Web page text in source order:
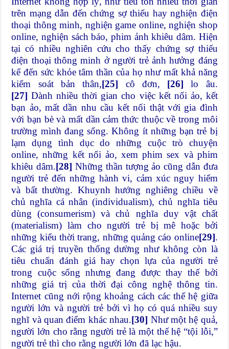
trên mạng dẫn đến chứng sợ thiếu hay nghiện điện
thoại thông minh, nghiện game online, nghiện shop
online, nghiện sách báo, phim ảnh khiêu dâm. Hiện
tại có nhiều nghiên cứu cho thấy chứng sợ thiếu
điện thoại thông minh ở người trẻ ảnh hưởng đáng
kể đến sức khỏe tâm thần của họ như mất khả năng
kiểm soát bản thân,[25] cô đơn, [26] lo âu.
[27] Dành nhiều thời gian cho việc kết nối ảo, kết
bạn ảo, mất dần nhu cầu kết nối thật với gia đình
với bạn bè và mất dần cảm thức thuộc về trong môi
trường mình đang sống. Không ít những bạn trẻ bị
lạm dụng tình dục do những cuộc trò chuyện
online, những kết nối ảo, xem phim sex và phim
khiêu dâm.[28] Những thần tượng ảo cũng dẫn đưa
người trẻ đến những hành vi, cảm xúc nguy hiểm
và bất thường. Khuynh hướng nghiêng chiều về
chủ nghĩa cá nhân (individualism), chủ nghĩa tiêu
dùng (consumerism) và chủ nghĩa duy vật chất
(materialism) làm cho người trẻ bị mê hoặc bởi
những kiểu thời trang, những quảng cáo online[29].
Các giá trị truyền thống dường như không còn là
tiêu chuẩn đánh giá hay chọn lựa của người trẻ
trong cuộc sống nhưng đang được thay thế bởi
những giá trị của thời đại công nghệ thông tin.
Internet cũng nới rộng khoảng cách các thế hệ giữa
người lớn và người trẻ bởi vì họ có quá nhiều suy
nghĩ và quan điểm khác nhau.[30] Như một hệ quả,
người lớn cho rằng người trẻ là một thế hệ “tội lỗi,”
người trẻ thì cho rằng người lớn đã lạc hậu.